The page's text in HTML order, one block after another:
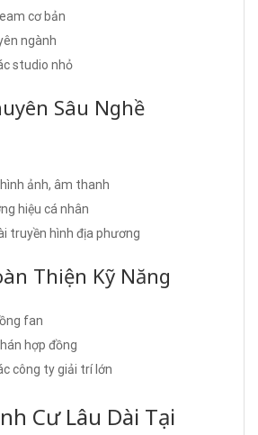
cơ bản
ngành
studio nhỏ
Sâu Nghề
ảnh, âm thanh
hiệu cá nhân
truyền hình địa phương
Thiện Kỹ Năng
fan
hợp đồng
công ty giải trí lớn
Cư Lâu Dài Tại